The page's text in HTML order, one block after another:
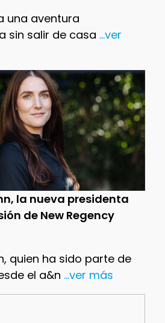
una aventura
sin salir de casa ...ver
la nueva presidenta
de New Regency
quien ha sido parte de
el a&n ...ver más